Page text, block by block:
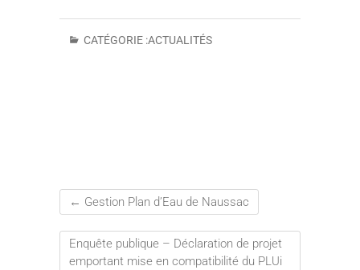
CATÉGORIE :ACTUALITÉS
← Gestion Plan d’Eau de Naussac
Enquête publique – Déclaration de projet
emportant mise en compatibilité du PLUi